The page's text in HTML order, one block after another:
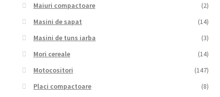
Maiuri compactoare
(2)
Masini de sapat
(14)
Masini de tuns iarba
(3)
Mori cereale
(14)
Motocositori
(147)
Placi compactoare
(8)